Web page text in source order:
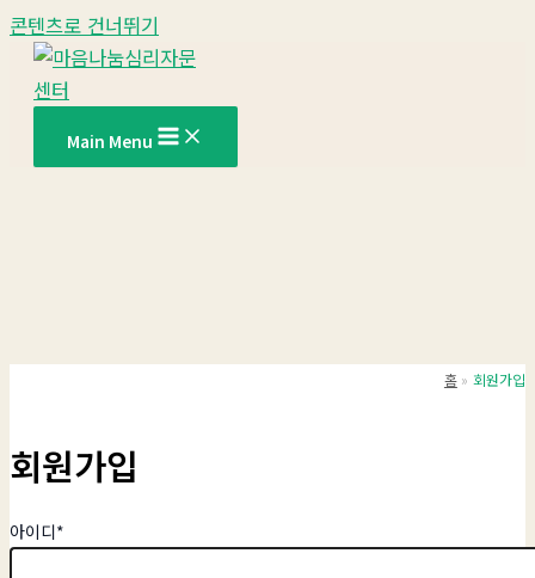
콘텐츠로 건너뛰기
Main Menu
홈 회원가입
회원가입
아이디*